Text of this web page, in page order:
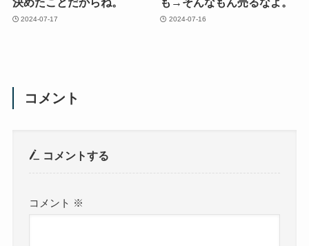
2024-07-17 2024-07-16
コメント
コメントする
コメント ※